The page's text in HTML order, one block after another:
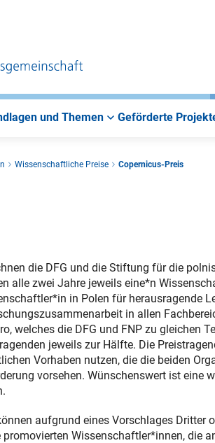
und Themen Geförderte
Wissenschaftliche Preise Copernicus-Preis
die DFG und die Stiftung für die
alle zwei Jahre jeweils eine*n
in Polen für herausragende
in allen
welches die DFG und FNP zu gleichen
jeweils zur Hälfte. Die
Vorhaben nutzen, die die beiden
vorsehen. Wünschenswert ist eine
aufgrund eines Vorschlages Dritter
Wissenschaftler*innen, die